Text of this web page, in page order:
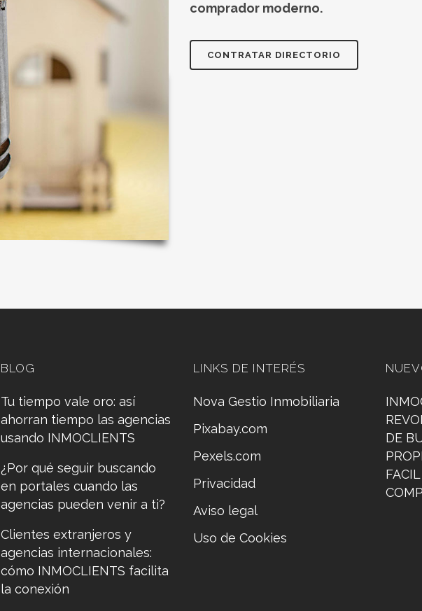
comprador moderno.
CONTRATAR DIRECTORIO
BLOG
Tu tiempo vale oro: así
ahorran tiempo las agencias
usando INMOCLIENTS
¿Por qué seguir buscando
en portales cuando las
agencias pueden venir a ti?
Clientes extranjeros y
agencias internacionales:
cómo INMOCLIENTS facilita
la conexión
LINKS DE INTERÉS
Nova Gestio Inmobiliaria
Pixabay.com
Pexels.com
Privacidad
Aviso legal
Uso de Cookies
DE